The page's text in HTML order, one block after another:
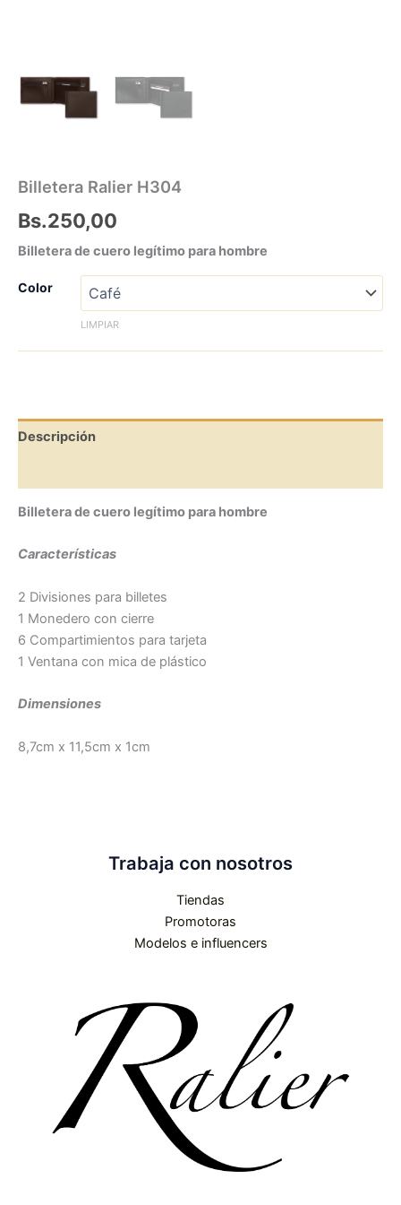
Billetera Ralier H304
Bs.250,00
Billetera de cuero legítimo para hombre
Color
LIMPIAR
Descripción
Billetera de cuero legítimo para hombre
Características
2 Divisiones para billetes
1 Monedero con cierre
6 Compartimientos para tarjeta
1 Ventana con mica de plástico
Dimensiones
8,7cm x 11,5cm x 1cm
Trabaja con nosotros
Tiendas
Promotoras
Modelos e influencers